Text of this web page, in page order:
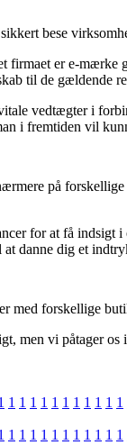
bese
er e-mærke
til de
vedtægter i
i fremtiden vil
på
for at få indsigt
danne dig et
med forskellige
men vi påtager
1 1 1 1 1 1 1 1 1 1 1
1 1 1 1 1 1 1 1 1 1 1